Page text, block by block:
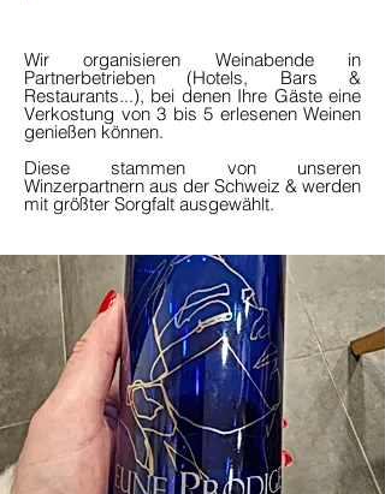
Wir organisieren Weinabende in
Partnerbetrieben (Hotels, Bars &
Restaurants...), bei denen Ihre Gäste eine
Verkostung von 3 bis 5 erlesenen Weinen
genießen können.
Diese stammen von unseren
Winzerpartnern aus der Schweiz & werden
mit größter Sorgfalt ausgewählt.